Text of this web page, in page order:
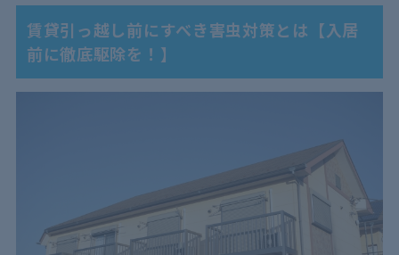
賃貸引っ越し前にすべき害虫対策とは【入居
前に徹底駆除を！】